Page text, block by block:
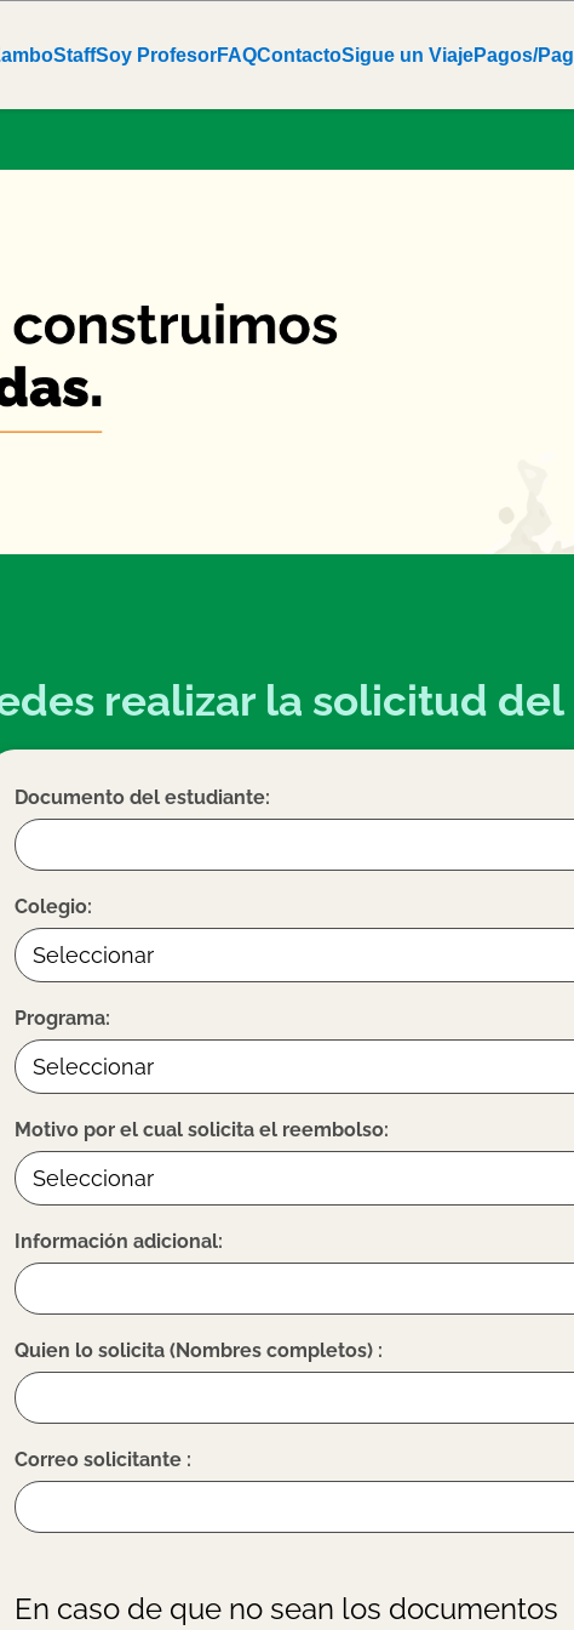
StaffSoy ProfesorFAQContactoSigue un ViajePagos/
realizar la solicitud
Documento del estudiante:
Colegio:
Programa:
Motivo por el cual solicita el reembolso:
Información adicional:
Quien lo solicita (Nombres completos) :
Correo solicitante :
En caso de que no sean los documentos